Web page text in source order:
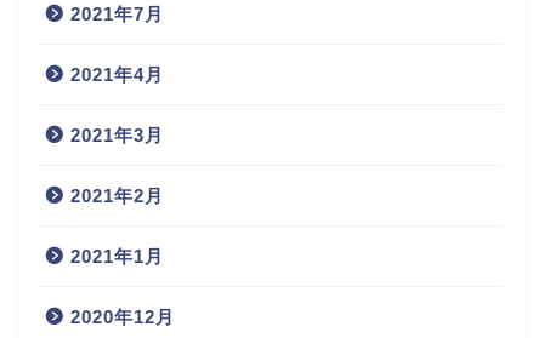
2021年7月
2021年4月
2021年3月
2021年2月
2021年1月
2020年12月